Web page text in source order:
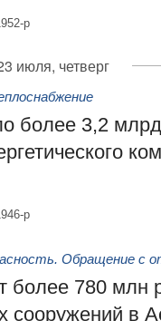
р
июля, четверг
более 3,2
р
Обращение с
более 780 млн
сооружений в